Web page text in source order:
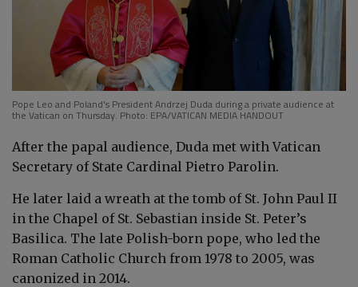
Pope Leo and Poland's President Andrzej Duda during a private audience at
the Vatican on Thursday. Photo: EPA/VATICAN MEDIA HANDOUT
After the papal audience, Duda met with Vatican
Secretary of State Cardinal Pietro Parolin.
He later laid a wreath at the tomb of St. John Paul II
in the Chapel of St. Sebastian inside St. Peter’s
Basilica. The late Polish-born pope, who led the
Roman Catholic Church from 1978 to 2005, was
canonized in 2014.